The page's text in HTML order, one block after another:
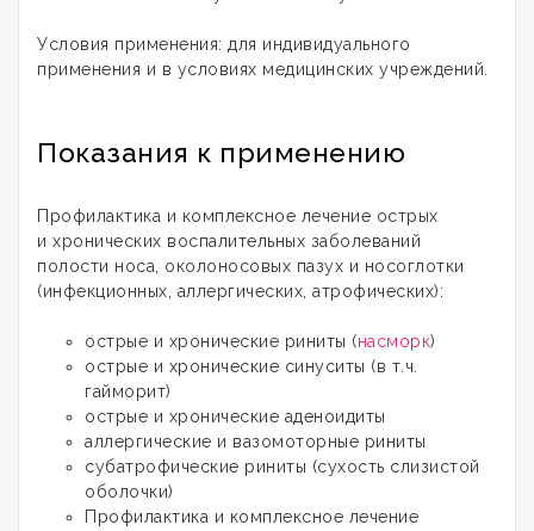
Условия применения: для индивидуального
применения и в условиях медицинских учреждений.
Показания к применению
Профилактика и комплексное лечение острых
и хронических воспалительных заболеваний
полости носа, околоносовых пазух и носоглотки
(инфекционных, аллергических, атрофических):
острые и хронические риниты (насморк)
острые и хронические синуситы (в т.ч.
гайморит)
острые и хронические аденоидиты
аллергические и вазомоторные риниты
субатрофические риниты (сухость слизистой
оболочки)
Профилактика и комплексное лечение